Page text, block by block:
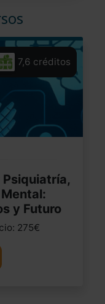
7,6 créditos
y Futuro
275€